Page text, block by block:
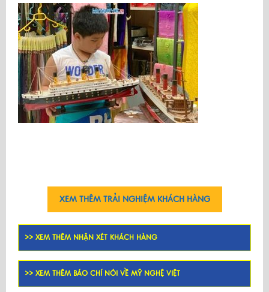
XEM THÊM TRẢI NGHIỆM KHÁCH HÀNG
>> XEM THÊM NHẬN XÉT KHÁCH HÀNG
>> XEM THÊM BÁO CHÍ NÓI VỀ MỸ NGHỆ VIỆT